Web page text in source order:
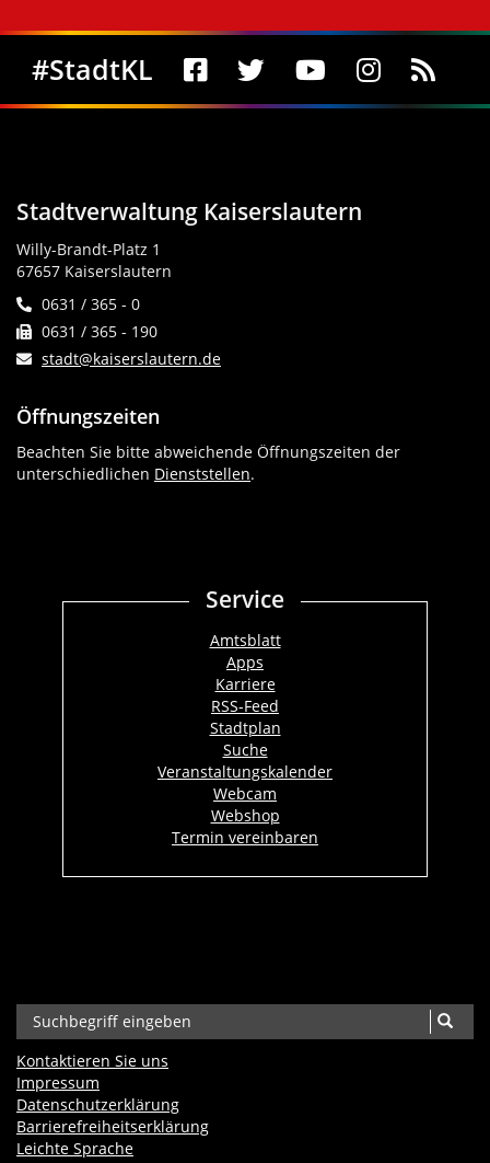
Social Media
#StadtKL
Stadtverwaltung Kaiserslautern
Willy-Brandt-Platz 1
67657 Kaiserslautern
0631 / 365 - 0
0631 / 365 - 190
stadt@kaiserslautern.de
Öffnungszeiten
Beachten Sie bitte abweichende Öffnungszeiten der
unterschiedlichen Dienststellen.
Service
Amtsblatt
Apps
Karriere
RSS-Feed
Stadtplan
Suche
Veranstaltungskalender
Webcam
Webshop
Termin vereinbaren
Kontaktieren Sie uns
Impressum
Datenschutzerklärung
Barrierefreiheits­erklärung
Leichte Sprache